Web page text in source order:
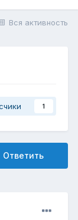
Вся активность
1
Ответить